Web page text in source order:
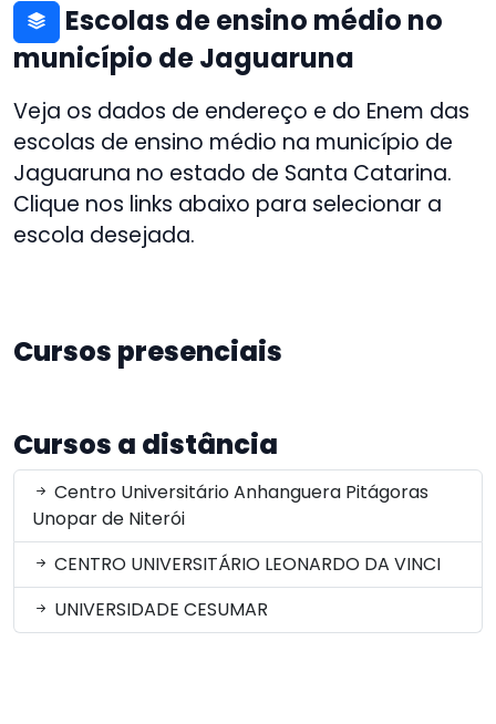
Escolas de ensino médio no
município de Jaguaruna
Veja os dados de endereço e do Enem das
escolas de ensino médio na município de
Jaguaruna no estado de Santa Catarina.
Clique nos links abaixo para selecionar a
escola desejada.
Cursos presenciais
Cursos a distância
Centro Universitário Anhanguera Pitágoras
Unopar de Niterói
CENTRO UNIVERSITÁRIO LEONARDO DA VINCI
UNIVERSIDADE CESUMAR